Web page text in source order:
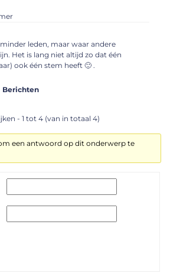
leden, maar waar andere
Het is lang niet altijd zo dat één
ook één stem heeft 🙂 .
Berichten
- 1 tot 4 (van in totaal 4)
een antwoord op dit onderwerp te